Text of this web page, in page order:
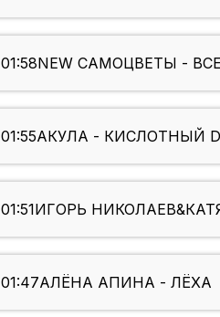
01:58NEW САМОЦВЕТЫ -
01:55АКУЛА - КИСЛОТНЫЙ
01:51ИГОРЬ НИКОЛАЕВ&КАТЯ
01:47АЛЁНА АПИНА - ЛЁХА